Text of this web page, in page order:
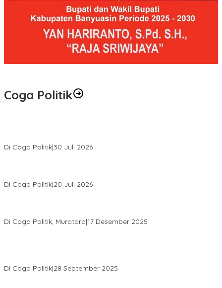
Coga Politik
Di Coga Politik|30 Juli 2026
Di Coga Politik|20 Juli 2026
Di Coga Politik, Muratara|17 Desember 2025
Di Coga Politik|28 September 2025